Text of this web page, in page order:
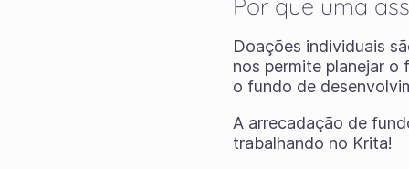
Por que uma
Doações individuais
nos permite planejar
o fundo de
A arrecadação de
trabalhando no Krita!